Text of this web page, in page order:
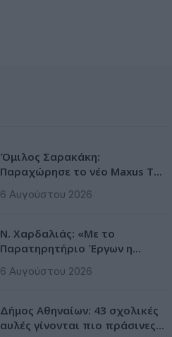
Όμιλος Σαρακάκη:
Παραχώρησε το νέο Maxus T60
6 Αυγούστου 2026
Ν. Χαρδαλιάς: «Με το
Παρατηρητήριο Έργων η
πρωτοποριακό ψηφιακό
6 Αυγούστου 2026
Δήμος Αθηναίων: 43 σχολικές
αυλές γίνονται πιο πράσινες